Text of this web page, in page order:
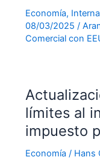
Economía,
08/03/2025 /
Comercial con
límites al
impuesto
Economía / Hans